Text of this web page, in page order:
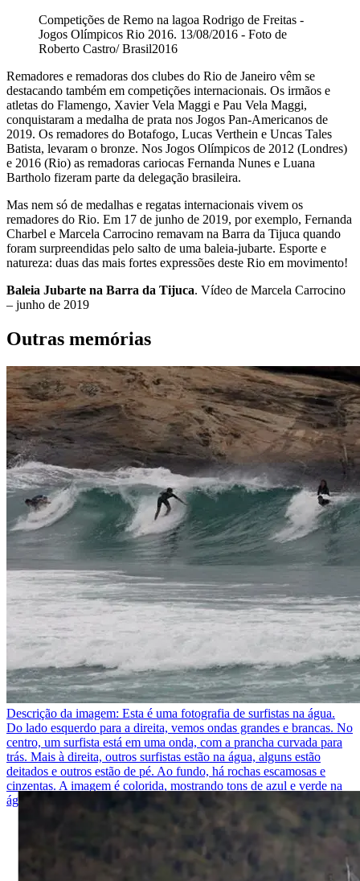
Competições de Remo na lagoa Rodrigo de Freitas -
Jogos Olímpicos Rio 2016. 13/08/2016 - Foto de
Roberto Castro/ Brasil2016
Remadores e remadoras dos clubes do Rio de Janeiro vêm se
destacando também em competições internacionais. Os irmãos e
atletas do Flamengo, Xavier Vela Maggi e Pau Vela Maggi,
conquistaram a medalha de prata nos Jogos Pan-Americanos de
2019. Os remadores do Botafogo, Lucas Verthein e Uncas Tales
Batista, levaram o bronze. Nos Jogos Olímpicos de 2012 (Londres)
e 2016 (Rio) as remadoras cariocas Fernanda Nunes e Luana
Bartholo fizeram parte da delegação brasileira.
Mas nem só de medalhas e regatas internacionais vivem os
remadores do Rio. Em 17 de junho de 2019, por exemplo, Fernanda
Charbel e Marcela Carrocino remavam na Barra da Tijuca quando
foram surpreendidas pelo salto de uma baleia-jubarte. Esporte e
natureza: duas das mais fortes expressões deste Rio em movimento!
Baleia Jubarte na Barra da Tijuca. Vídeo de Marcela Carrocino
– junho de 2019
Outras memórias
Descrição da imagem: Esta é uma fotografia de surfistas na água.
Do lado esquerdo para a direita, vemos ondas grandes e brancas. No
centro, um surfista está em uma onda, com a prancha curvada para
trás. Mais à direita, outros surfistas estão na água, alguns estão
deitados e outros estão de pé. Ao fundo, há rochas escamosas e
cinzentas. A imagem é colorida, mostrando tons de azul e verde na
água, contrastando com as rochas.